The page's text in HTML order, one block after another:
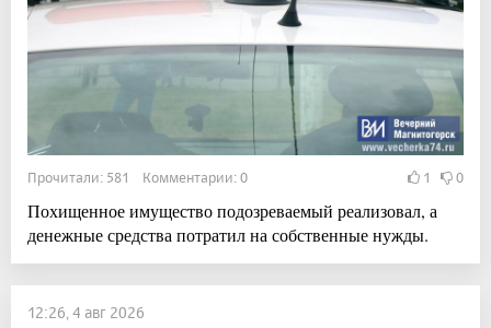
Прочитали: 581 Комментарии: 0 1 0
Похищенное имущество подозреваемый реализовал, а
денежные средства потратил на собственные нужды.
12:26, 4 авг 2026